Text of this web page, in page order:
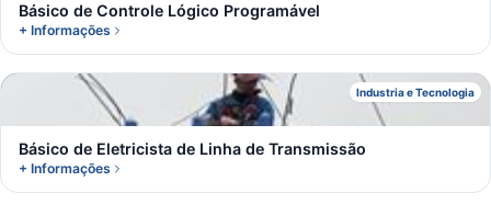
Básico de Controle Lógico Programável
+ Informações
Industria e Tecnologia
B
Básico de Eletricista de Linha de Transmissão
+ Informações